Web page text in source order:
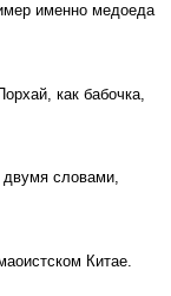
именно медоеда
как бабочка,
двумя словами,
Китае.